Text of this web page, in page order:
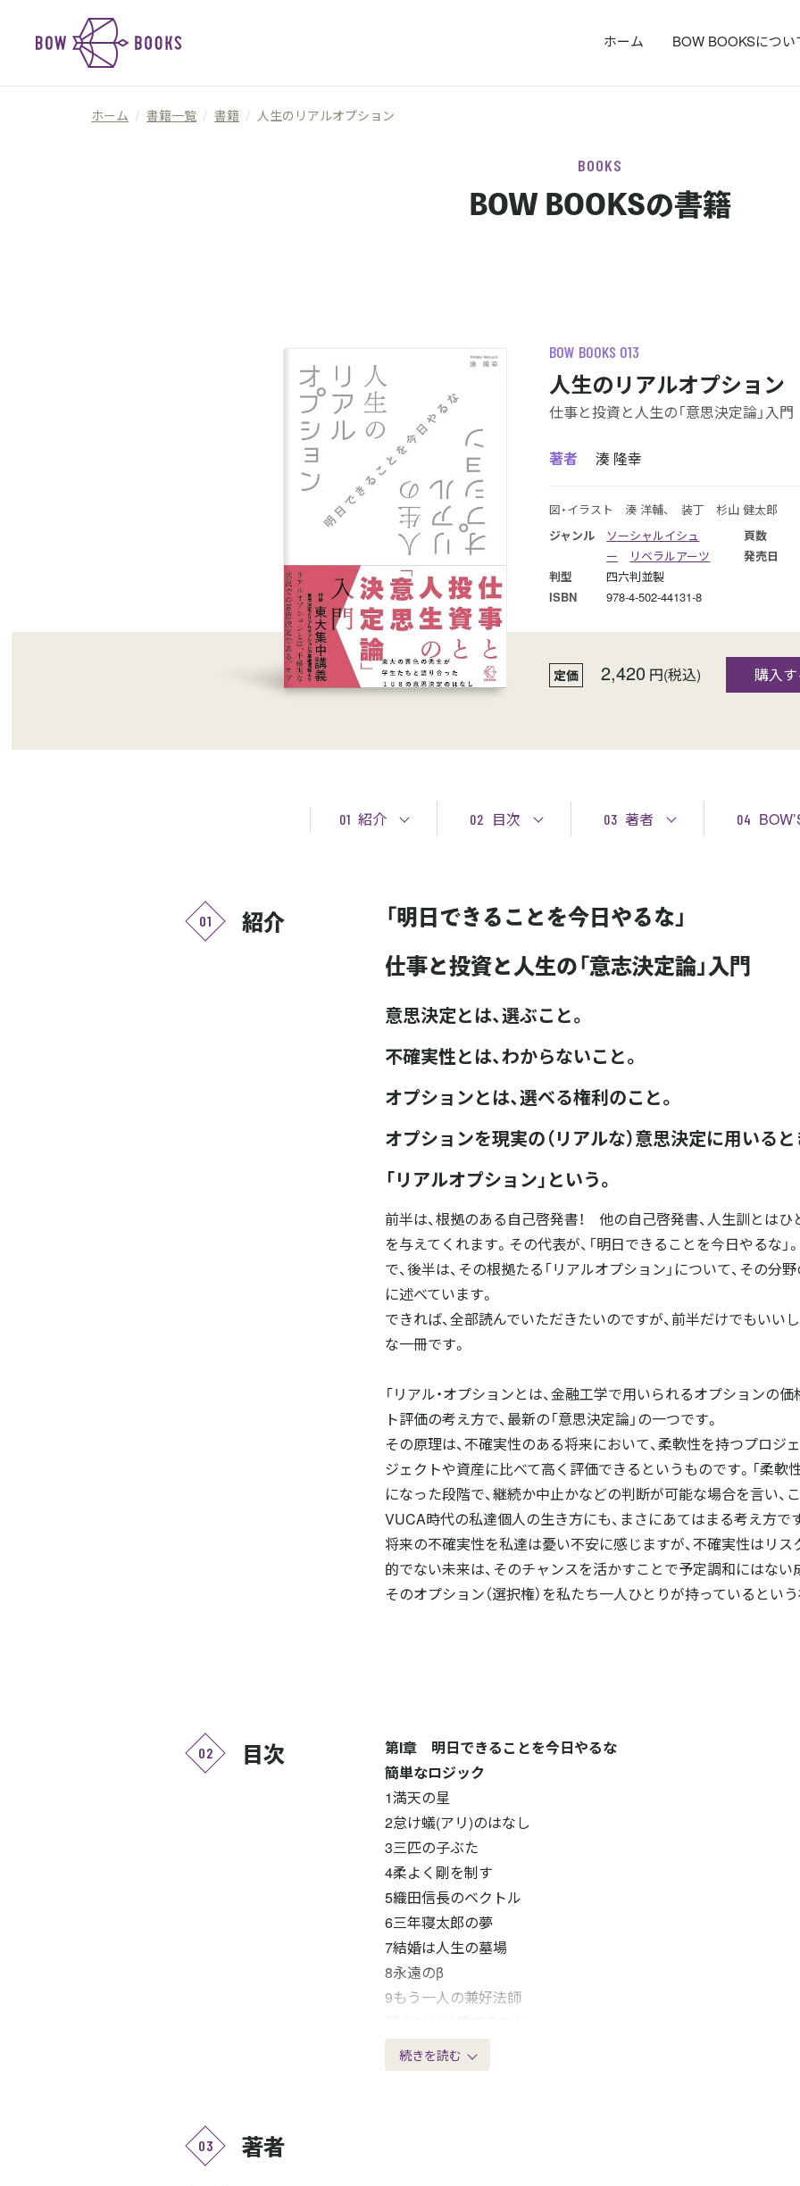
ホーム BOW BOOKSについ
ホーム / 書籍一覧 / 書籍 / 人生のリアルオプション
BOOKS
BOW BOOKSの書籍
BOW BOOKS 013
人生のリアルオプション
仕事と投資と人生の「意思決定論」入門
著者 湊 隆幸
図・イラスト 湊 洋輔、 装丁 杉山 健太郎
ジャンル
ソーシャルイシュ
ー
リベラルアーツ
判型
四六判並製
ISBN
978-4-502-44131-8
頁数
発売日
定価 2,420 円(税込) 購入す
01 紹介 02 目次 03 著者 04
01 紹介 「明日できることを今日やるな」
仕事と投資と人生の「意志決定論」入門
意思決定とは、選ぶこと。
不確実性とは、わからないこと。
オプションとは、選べる権利のこと。
オプションを現実の（リアルな）意思決定に用いると
「リアルオプション」という。
前半は、根拠のある自己啓発書！ 他の自己啓発書、人生訓とは
を与えてくれます。その代表が、「明日できることを今日やるな
で、後半は、その根拠たる「リアルオプション」について、その
に述べています。
できれば、全部読んでいただきたいのですが、前半だけでもいい
な一冊です。
「リアル・オプションとは、金融工学で用いられるオプションの
ト評価の考え方で、最新の「意思決定論」の一つです。
その原理は、不確実性のある将来において、柔軟性を持つプロジ
ジェクトや資産に比べて高く評価できるというものです。「柔軟
になった段階で、継続か中止かなどの判断が可能な場合を言い、
VUCA時代の私達個人の生き方にも、まさにあてはまる考え方で
将来の不確実性を私達は憂い不安に感じますが、不確実性はリ
的でない未来は、そのチャンスを活かすことで予定調和にはない
そのオプション（選択権）を私たち一人ひとりが持っているとい
02 目次
第I章 明日できることを今日やるな
簡単なロジック
1満天の星
2怠け蟻(アリ)のはなし
3三匹の子ぶた
4柔よく剛を制す
5織田信長のベクトル
6三年寝太郎の夢
7結婚は人生の墓場
8永遠のβ
9もう一人の兼好法師
10選ばなかった損失
11選ばないを選ぶ
03 著者